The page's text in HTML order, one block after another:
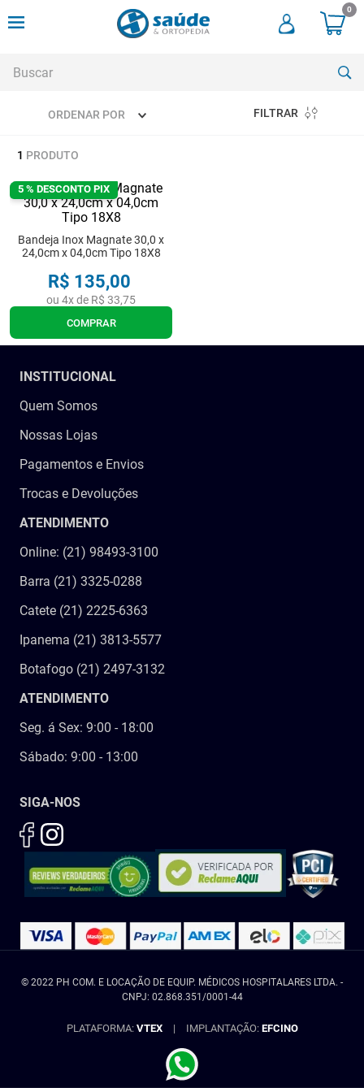
0
ORDENAR POR FILTRAR
1 PRODUTO
5 % DESCONTO PIX
Bandeja Inox Magnate 30,0 x
24,0cm x 04,0cm Tipo 18X8
R$ 135,00
ou 4x de R$ 33,75
COMPRAR
INSTITUCIONAL
Quem Somos
Nossas Lojas
Pagamentos e Envios
Trocas e Devoluções
ATENDIMENTO
Online: (21) 98493-3100
Barra (21) 3325-0288
Catete (21) 2225-6363
Ipanema (21) 3813-5577
Botafogo (21) 2497-3132
ATENDIMENTO
Seg. á Sex: 9:00 - 18:00
Sábado: 9:00 - 13:00
SIGA-NOS
© 2022 PH COM. E LOCAÇÃO DE EQUIP. MÉDICOS HOSPITALARES LTDA. -
CNPJ: 02.868.351/0001-44
PLATAFORMA: VTEX | IMPLANTAÇÃO: EFCINO
1
andadores
2º
meia compressao
cadeira rodas
4º
andador
cadeira rodas agile
6º
cadeira higienica